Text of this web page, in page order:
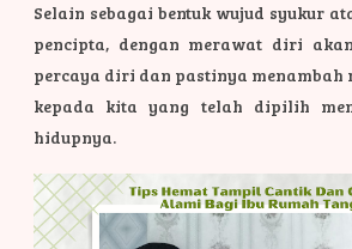
Selain sebagai bentuk wujud syukur
pencipta, dengan merawat diri
percaya diri dan pastinya menambah
kepada kita yang telah dipilih
hidupnya.